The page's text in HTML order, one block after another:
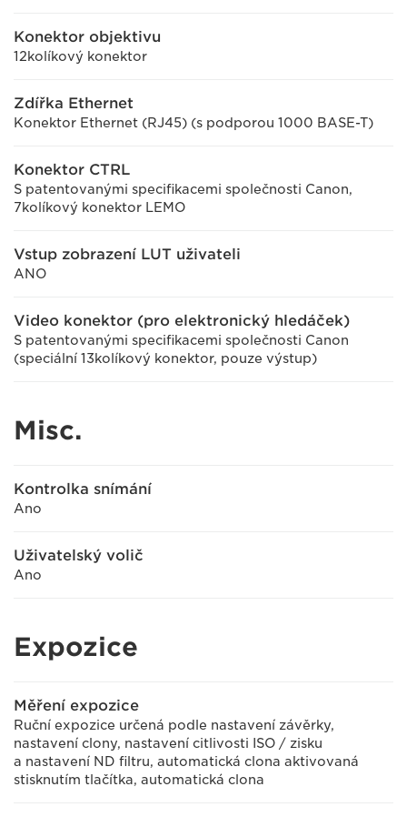
Konektor objektivu
12kolíkový konektor
Zdířka Ethernet
Konektor Ethernet (RJ45) (s podporou 1000 BASE-T)
Konektor CTRL
S patentovanými specifikacemi společnosti Canon,
7kolíkový konektor LEMO
Vstup zobrazení LUT uživateli
ANO
Video konektor (pro elektronický hledáček)
S patentovanými specifikacemi společnosti Canon
(speciální 13kolíkový konektor, pouze výstup)
Misc.
Kontrolka snímání
Ano
Uživatelský volič
Ano
Expozice
Měření expozice
Ruční expozice určená podle nastavení závěrky,
nastavení clony, nastavení citlivosti ISO / zisku
a nastavení ND filtru, automatická clona aktivovaná
stisknutím tlačítka, automatická clona